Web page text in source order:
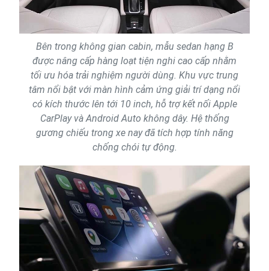
Bên trong không gian cabin, mẫu sedan hạng B
được nâng cấp hàng loạt tiện nghi cao cấp nhằm
tối ưu hóa trải nghiệm người dùng. Khu vực trung
tâm nổi bật với màn hình cảm ứng giải trí dạng nổi
có kích thước lên tới 10 inch, hỗ trợ kết nối Apple
CarPlay và Android Auto không dây. Hệ thống
gương chiếu trong xe nay đã tích hợp tính năng
chống chói tự động.